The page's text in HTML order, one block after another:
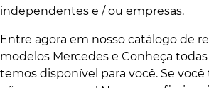
independentes e / ou empresas.
Entre agora em nosso catálogo de
modelos Mercedes e Conheça
temos disponível para você. Se